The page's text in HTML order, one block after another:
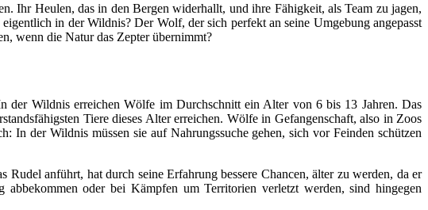
Ihr Heulen, das in den Bergen widerhallt, und ihre Fähigkeit, als Team zu jagen,
in der Wildnis? Der Wolf, der sich perfekt an seine Umgebung angepasst
wenn die Natur das Zepter übernimmt?
der Wildnis erreichen Wölfe im Durchschnitt ein Alter von 6 bis 13 Jahren. Das
Tiere dieses Alter erreichen. Wölfe in Gefangenschaft, also in Zoos
der Wildnis müssen sie auf Nahrungssuche gehen, sich vor Feinden schützen
anführt, hat durch seine Erfahrung bessere Chancen, älter zu werden, da er
oder bei Kämpfen um Territorien verletzt werden, sind hingegen